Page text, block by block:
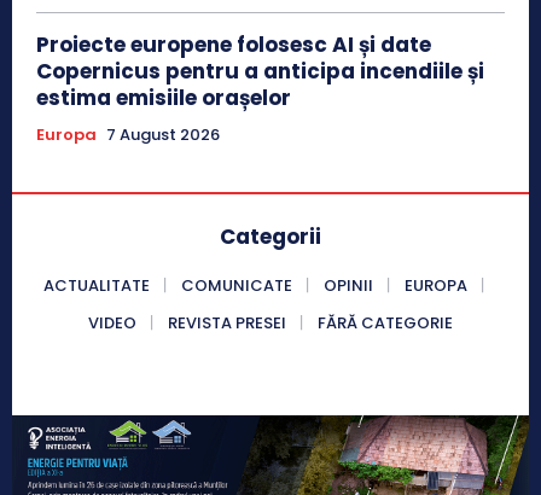
Proiecte europene folosesc AI și date
Copernicus pentru a anticipa incendiile și
estima emisiile orașelor
Europa 7 August 2026
Categorii
ACTUALITATE COMUNICATE OPINII
EUROPA
VIDEO
REVISTA PRESEI FĂRĂ CATEGORIE